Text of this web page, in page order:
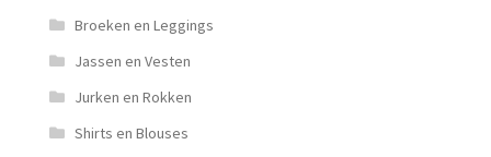
Broeken en Leggings
Jassen en Vesten
Jurken en Rokken
Shirts en Blouses